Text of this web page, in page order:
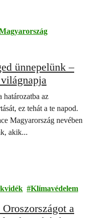
ünnepelünk –
az
ez tehát a te napod.
Magyarország nevében
akik...
Klímavédelem
a